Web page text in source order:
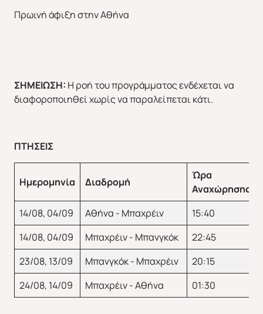
Πρωινή άφιξη στην Αθήνα
ΣΗΜΕΙΩΣΗ: Η ροή του προγράμματος ενδέχεται να
διαφοροποιηθεί χωρίς να παραλείπεται κάτι.
ΠΤΗΣΕΙΣ
Ημερομηνία Διαδρομή
Ώρα
Αναχώρησης
14/08, 04/09
Αθήνα - Μπαχρέιν
15:40
14/08, 04/09
Μπαχρέιν - Μπανγκόκ
22:45
23/08, 13/09
Μπανγκόκ - Μπαχρέιν
20:15
24/08, 14/09
Μπαχρέιν - Αθήνα 01:30